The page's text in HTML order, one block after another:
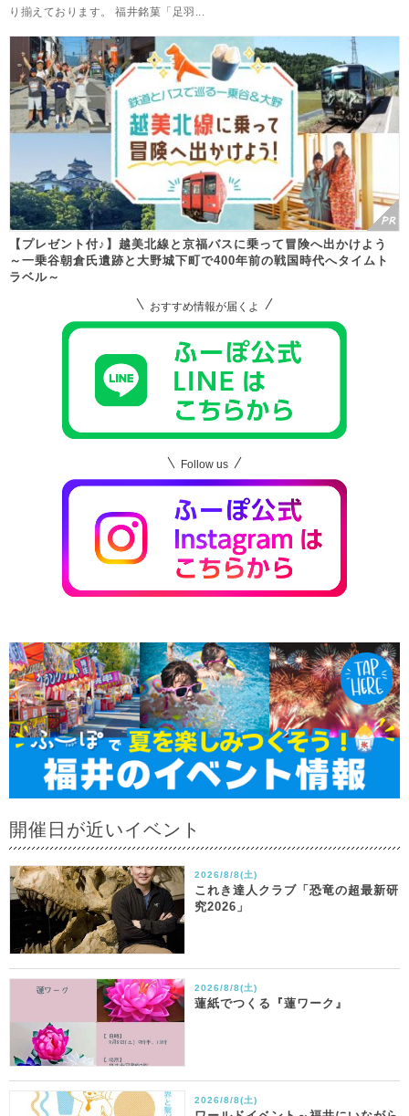
り揃えております。 福井銘菓「足羽...
【プレゼント付♪】越美北線と京福バスに乗って冒険へ出かけよう
～一乗谷朝倉氏遺跡と大野城下町で400年前の戦国時代へタイムト
ラベル～
おすすめ情報が届くよ
Follow us
開催日が近いイベント
2026/8/8(土)
これき達人クラブ「恐竜の超最新研
究2026」
2026/8/8(土)
蓮紙でつくる『蓮ワーク』
2026/8/8(土)